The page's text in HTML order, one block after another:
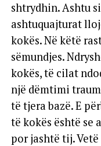
shtrydhin. Ashtu
ashtuquajturat
kokës. Në këtë
sëmundjes.
kokës, të cilat
një dëmtimi
të tjera bazë. E
të kokës është se
por jashtë tij.